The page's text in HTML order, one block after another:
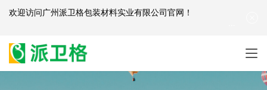
欢迎访问广州派卫格包装材料实业有限公司官网 ！